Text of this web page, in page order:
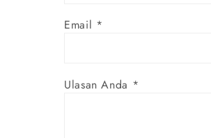
Ulasan Anda *
Email *